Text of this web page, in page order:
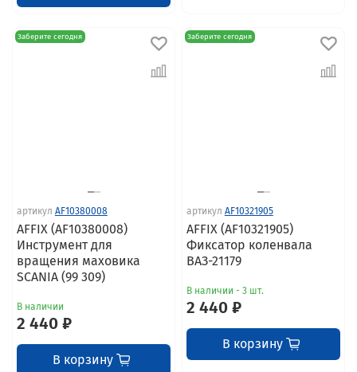
Заберите сегодня
артикул AF10380008
AFFIX (AF10380008)
Инструмент для
вращения маховика
SCANIA (99 309)
В наличии
2 440 ₽
В корзину
Заберите сегодня
артикул AF10321905
AFFIX (AF10321905)
Фиксатор коленвала
ВАЗ-21179
В наличии - 3 шт.
2 440 ₽
В корзину